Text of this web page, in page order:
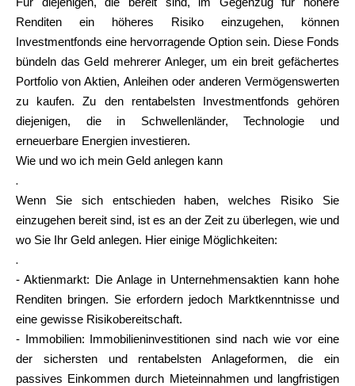
ask@scrambleup.com
+372 712 2955
Renditen ein höheres Risiko einzugehen, können
Investmentfonds eine hervorragende Option sein. Diese Fonds
bündeln das Geld mehrerer Anleger, um ein breit gefächertes
Portfolio von Aktien, Anleihen oder anderen Vermögenswerten
zu kaufen. Zu den rentabelsten Investmentfonds gehören
diejenigen, die in Schwellenländer, Technologie und
erneuerbare Energien investieren.
Wie und wo ich mein Geld anlegen kann
.
Wenn Sie sich entschieden haben, welches Risiko Sie
einzugehen bereit sind, ist es an der Zeit zu überlegen, wie und
wo Sie Ihr Geld anlegen. Hier einige Möglichkeiten:
.
- Aktienmarkt: Die Anlage in Unternehmensaktien kann hohe
Renditen bringen. Sie erfordern jedoch Marktkenntnisse und
eine gewisse Risikobereitschaft.
- Immobilien: Immobilieninvestitionen sind nach wie vor eine
der sichersten und rentabelsten Anlageformen, die ein
passives Einkommen durch Mieteinnahmen und langfristigen